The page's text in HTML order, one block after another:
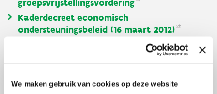
We maken gebruik van cookies op deze website
groepsvrijstellingsvordering
Kaderdecreet economisch
ondersteuningsbeleid (16 maart 2012)
Besluit van de Vlaamse Regering (11 mei
Samengevat